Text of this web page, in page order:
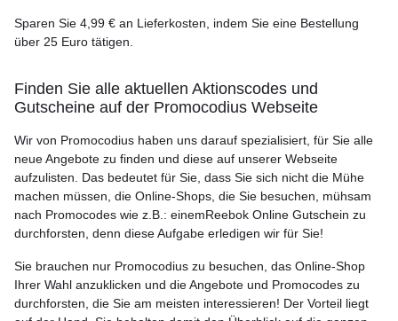
Sparen Sie 4,99 € an Lieferkosten, indem Sie eine Bestellung
über 25 Euro tätigen.
Finden Sie alle aktuellen Aktionscodes und
Gutscheine auf der Promocodius Webseite
Wir von Promocodius haben uns darauf spezialisiert, für Sie alle
neue Angebote zu finden und diese auf unserer Webseite
aufzulisten. Das bedeutet für Sie, dass Sie sich nicht die Mühe
machen müssen, die Online-Shops, die Sie besuchen, mühsam
nach Promocodes wie z.B.: einemReebok Online Gutschein zu
durchforsten, denn diese Aufgabe erledigen wir für Sie!
Sie brauchen nur Promocodius zu besuchen, das Online-Shop
Ihrer Wahl anzuklicken und die Angebote und Promocodes zu
durchforsten, die Sie am meisten interessieren! Der Vorteil liegt